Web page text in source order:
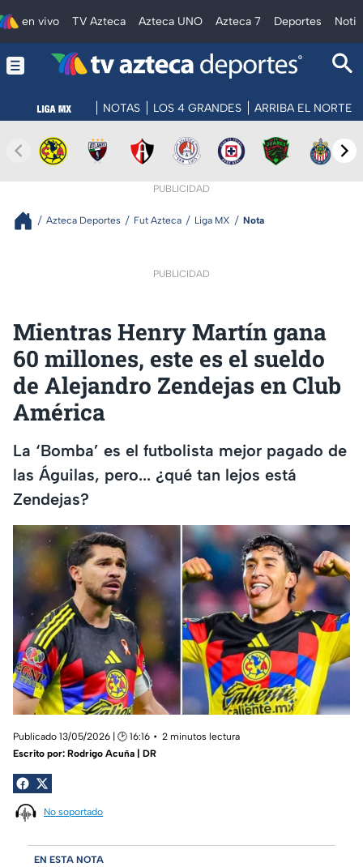
en vivo TV Azteca Azteca UNO Azteca 7 Deportes
NOTAS LOS 4 GRANDES ARRIBA EL NORTE
PUBLICIDAD
Azteca Deportes Fut Azteca Liga MX Nota
PUBLICIDAD
Mientras Henry Martín gana
60 millones, este es el sueldo
de Alejandro Zendejas en Club
América
La ‘Bomba’ es el futbolista mejor pagado de
las Águilas, pero... ¿qué tan lejos está
Zendejas?
Publicado 13/05/2026 | 🕑 16:16
2 minutos lectura
Escrito por: Rodrigo Acuña | DR
No soportado
EN ESTA NOTA